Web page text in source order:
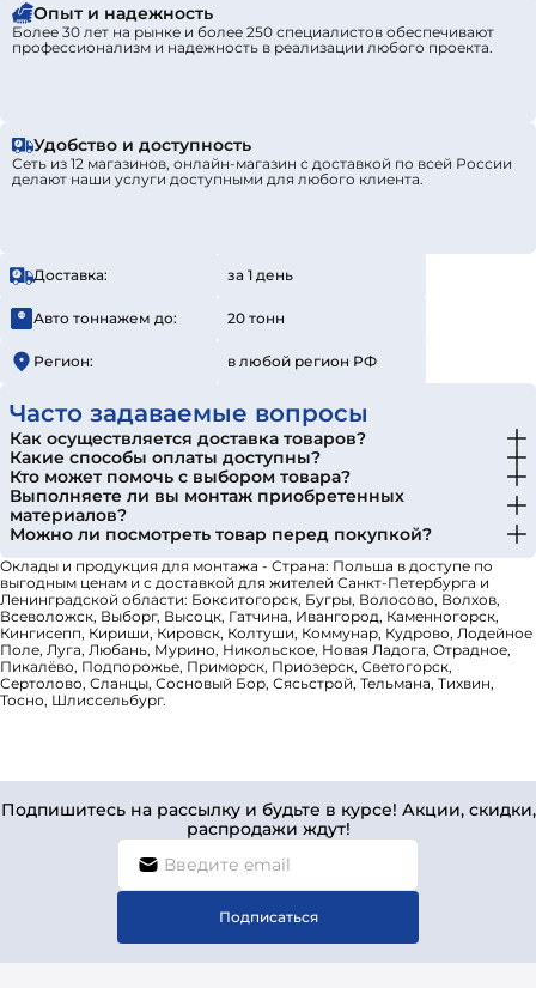
Опыт и надежность
Более 30 лет на рынке и более 250 специалистов обеспечивают
профессионализм и надежность в реализации любого проекта.
Удобство и доступность
Сеть из 12 магазинов, онлайн-магазин с доставкой по всей России
делают наши услуги доступными для любого клиента.
Доставка: за 1 день
Авто тоннажем до: 20 тонн
Регион: в любой регион РФ
Часто задаваемые вопросы
Как осуществляется доставка товаров?
Какие способы оплаты доступны?
Кто может помочь с выбором товара?
Выполняете ли вы монтаж приобретенных
материалов?
Можно ли посмотреть товар перед покупкой?
Оклады и продукция для монтажа - Страна: Польша в доступе по
выгодным ценам и с доставкой для жителей Санкт-Петербурга и
Ленинградской области: Бокситогорск, Бугры, Волосово, Волхов,
Всеволожск, Выборг, Высоцк, Гатчина, Ивангород, Каменногорск,
Кингисепп, Кириши, Кировск, Колтуши, Коммунар, Кудрово, Лодейное
Поле, Луга, Любань, Мурино, Никольское, Новая Ладога, Отрадное,
Пикалёво, Подпорожье, Приморск, Приозерск, Светогорск,
Сертолово, Сланцы, Сосновый Бор, Сясьстрой, Тельмана, Тихвин,
Тосно, Шлиссельбург.
Подпишитесь на рассылку и будьте в курсе! Акции, скидки,
распродажи ждут!
Подписаться